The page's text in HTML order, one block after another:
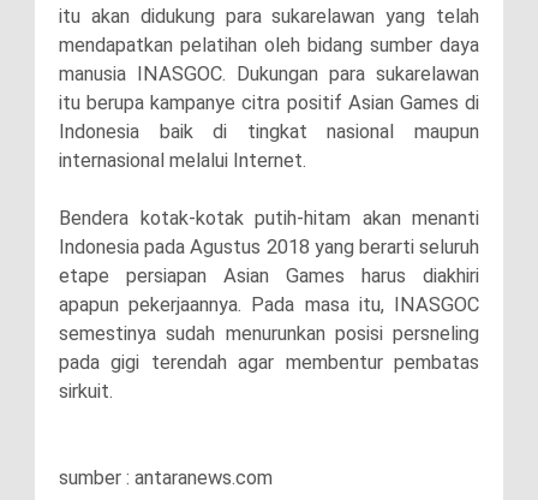
itu akan didukung para sukarelawan yang telah
mendapatkan pelatihan oleh bidang sumber daya
manusia INASGOC. Dukungan para sukarelawan
itu berupa kampanye citra positif Asian Games di
Indonesia baik di tingkat nasional maupun
internasional melalui Internet.
Bendera kotak-kotak putih-hitam akan menanti
Indonesia pada Agustus 2018 yang berarti seluruh
etape persiapan Asian Games harus diakhiri
apapun pekerjaannya. Pada masa itu, INASGOC
semestinya sudah menurunkan posisi persneling
pada gigi terendah agar membentur pembatas
sirkuit.
sumber : antaranews.com